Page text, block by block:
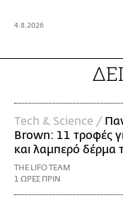
4.8.2026
Τech & Science /
Brown: 11 τροφές
και λαμπερό δέρμα
THE LIFO TEAM
1 ΩΡΕΣ ΠΡΙΝ